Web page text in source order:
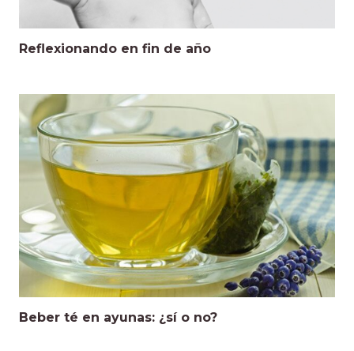
Reflexionando en fin de año
Beber té en ayunas: ¿sí o no?